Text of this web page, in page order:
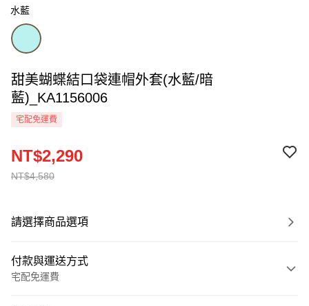
水藍
甜美蝴蝶結口袋連帽外套(水藍/暗
藍)_KA1156006
宅配免運費
NT$4,580
NT$2,290
請選擇商品選項
付款與運送方式
宅配免運費